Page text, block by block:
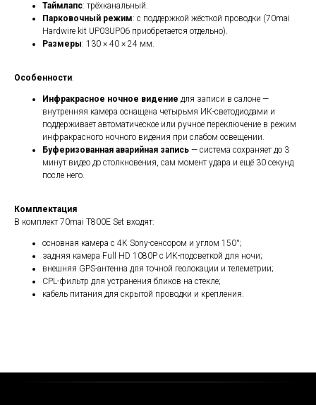
Таймлапс: трёхканальный.
Парковочный режим: с поддержкой жёсткой проводки (70mai
Hardwire kit UP03UP06 приобретается отдельно).
Размеры: 130 × 40 × 24 мм.
Особенности:
Инфракрасное ночное видение для записи в салоне —
внутренняя камера оснащена четырьмя ИК-светодиодами и
поддерживает автоматическое или ручное переключение в режим
инфракрасного ночного видения при слабом освещении.
Буферизованная аварийная запись — система сохраняет до 3
минут видео до столкновения, сам момент удара и ещё 30 секунд
после него.
Комплектация
В комплект 70mai T800E Set входят:
основная камера с 4K Sony-сенсором и углом 150°;
задняя камера Full HD 1080P с ИК-подсветкой для ночи;
внешняя GPS-антенна для точной геолокации и телеметрии;
CPL-фильтр для устранения бликов на стекле;
кабель питания для скрытой проводки и крепления.